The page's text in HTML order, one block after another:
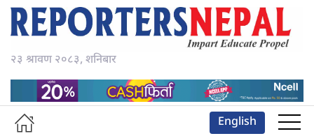
२३ श्रावण २०८३, शनिबार
English